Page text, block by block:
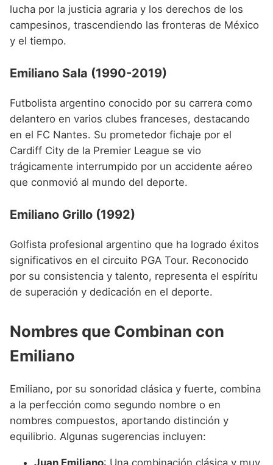
lucha por la justicia agraria y los derechos de los
campesinos, trascendiendo las fronteras de México
y el tiempo.
Emiliano Sala (1990-2019)
Futbolista argentino conocido por su carrera como
delantero en varios clubes franceses, destacando
en el FC Nantes. Su prometedor fichaje por el
Cardiff City de la Premier League se vio
trágicamente interrumpido por un accidente aéreo
que conmovió al mundo del deporte.
Emiliano Grillo (1992)
Golfista profesional argentino que ha logrado éxitos
significativos en el circuito PGA Tour. Reconocido
por su consistencia y talento, representa el espíritu
de superación y dedicación en el deporte.
Nombres que Combinan con
Emiliano
Emiliano, por su sonoridad clásica y fuerte, combina
a la perfección como segundo nombre o en
nombres compuestos, aportando distinción y
equilibrio. Algunas sugerencias incluyen:
Juan Emiliano: Una combinación clásica y muy